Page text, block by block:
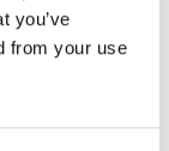
you’ve
from your use